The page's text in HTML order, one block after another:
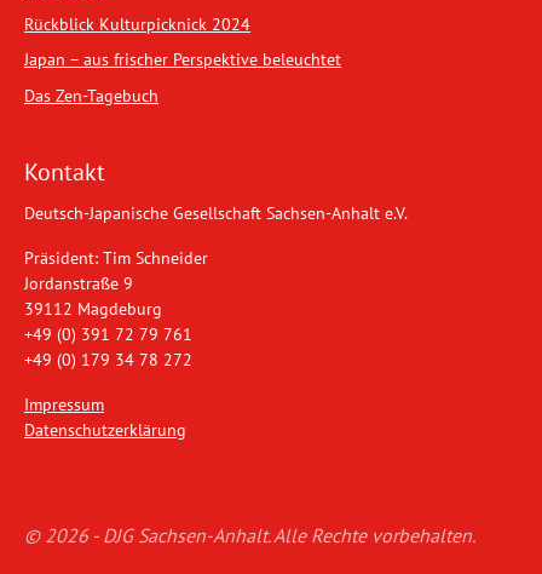
Rückblick Kulturpicknick 2024
Japan – aus frischer Perspektive beleuchtet
Das Zen-Tagebuch
Kontakt
Deutsch-Japanische Gesellschaft Sachsen-Anhalt e.V.
Präsident: Tim Schneider
Jordanstraße 9
39112 Magdeburg
+49 (0) 391 72 79 761
+49 (0) 179 34 78 272
Impressum
Datenschutzerklärung
© 2026 - DJG Sachsen-Anhalt. Alle Rechte vorbehalten.